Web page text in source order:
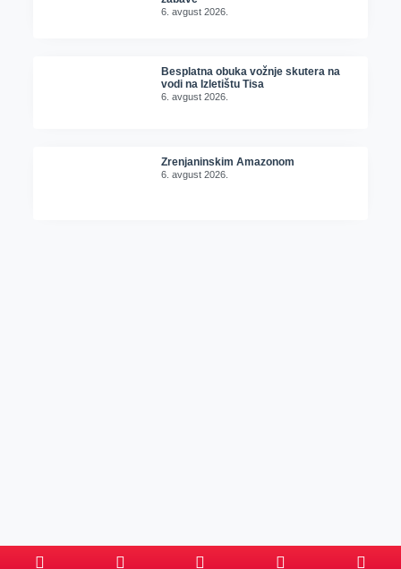
6. avgust 2026.
Besplatna obuka vožnje skutera na
vodi na Izletištu Tisa
6. avgust 2026.
Zrenjaninskim Amazonom
6. avgust 2026.